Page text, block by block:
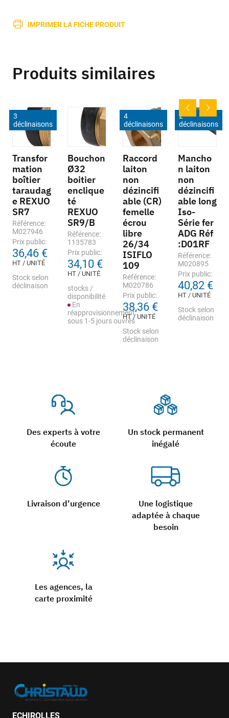
IMPRIMER LA FICHE PRODUIT
Des experts à votre
écoute
Un stock permanent
inégalé
Livraison d’urgence
Une logistique
adaptée à chaque
besoin
Les agences, la
carte proximité
Produits similaires
3
déclinaisons
Transfor
mation
boîtier
taraudag
e REXUO
SR7
Référence:
M027946
Prix public:
36,46 €
HT / UNITÉ
Stock selon
déclinaison
Bouchon
Ø32
boitier
enclique
té
REXUO
SR9/B
Référence:
1135783
Prix public:
34,10 €
HT / UNITÉ
stocks /
disponibilité
En
réapprovisionnement
sous 1-5 jours ouvrés
4
déclinaisons
Raccord
laiton
non
dézincifi
able (CR)
femelle
écrou
libre
26/34
ISIFLO
109
Référence:
M020786
Prix public:
38,36 €
HT / UNITÉ
Stock selon
déclinaison
2
déclinaisons
Mancho
n laiton
non
dézincifi
able long
Iso-
Série fer
ADG Réf
:D01RF
Référence:
M020895
Prix public:
40,82 €
HT / UNITÉ
Stock selon
déclinaison
ECHIROLLES